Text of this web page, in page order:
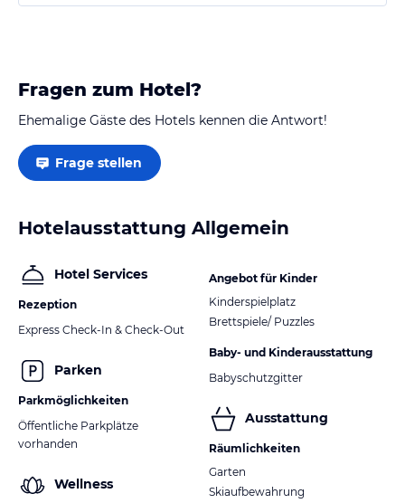
Fragen zum Hotel?
Ehemalige Gäste des Hotels kennen die Antwort!
Frage stellen
Hotelausstattung Allgemein
Hotel Services
Rezeption
Express Check-In & Check-Out
Parken
Parkmöglichkeiten
Öffentliche Parkplätze
vorhanden
Wellness
Angebot für Kinder
Kinderspielplatz
Brettspiele/ Puzzles
Baby- und Kinderausstattung
Babyschutzgitter
Ausstattung
Räumlichkeiten
Garten
Skiaufbewahrung